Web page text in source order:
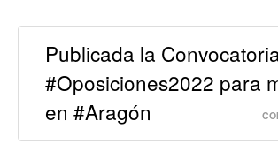
Publicada la
#Oposiciones2022 para
en #Aragón